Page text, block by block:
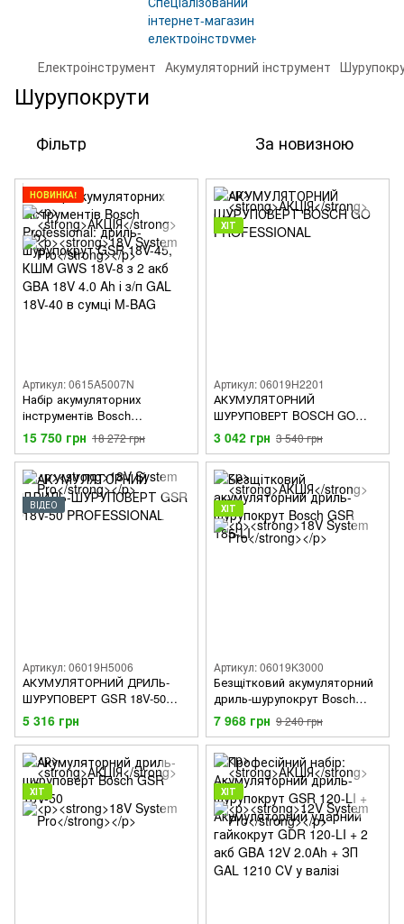
Електроінструмент Акумуляторний інструмент
Шурупокрути
Фільтр За новизною
НОВИНКА!
Артикул: 0615A5007N
Набір акумуляторних
інструментів Bosch
Professional: дриль-
шурупокрут GSR 18V-45,
КШМ GWS 18V-8 з 2 акб GBA
18V 4.0 Ah і з/п GAL 18V-40 в
сумці M-BAG
15 750 грн 18 272 грн
ХІТ
Артикул: 06019H2201
АКУМУЛЯТОРНИЙ
ШУРУПОВЕРТ BOSCH GO
PROFESSIONAL
3 042 грн 3 540 грн
ВІДЕО
Артикул: 06019H5006
АКУМУЛЯТОРНИЙ ДРИЛЬ-
ШУРУПОВЕРТ GSR 18V-50
PROFESSIONAL
5 316 грн
ХІТ
Артикул: 06019K3000
Безщітковий акумуляторний
дриль-шурупокрут Bosch
GSR 185-LI
7 968 грн 9 240 грн
ХІТ ХІТ